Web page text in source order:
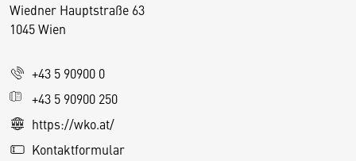
Wiedner Hauptstraße 63
1045 Wien
+43 5 90900 0
+43 5 90900 250
https://wko.at/
Kontaktformular
D
s
e
S
e